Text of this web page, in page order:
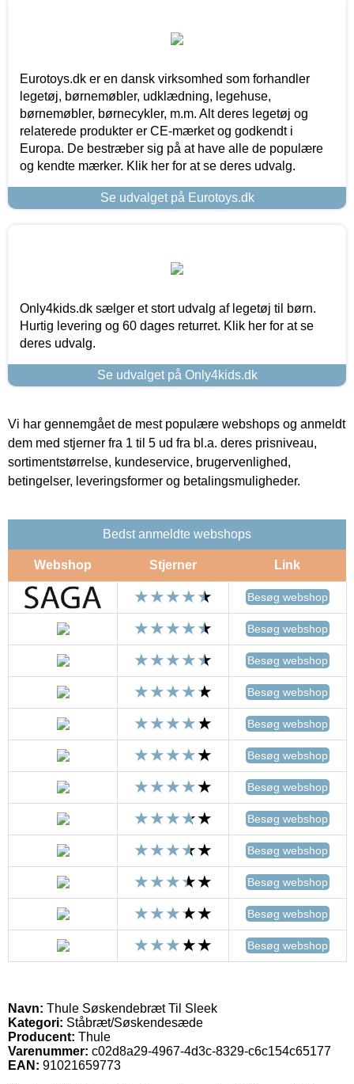
Eurotoys.dk er en dansk virksomhed som forhandler
legetøj, børnemøbler, udklædning, legehuse,
børnemøbler, børnecykler, m.m. Alt deres legetøj og
relaterede produkter er CE-mærket og godkendt i
Europa. De bestræber sig på at have alle de populære
og kendte mærker. Klik her for at se deres udvalg.
Se udvalget på Eurotoys.dk
Only4kids.dk sælger et stort udvalg af legetøj til børn.
Hurtig levering og 60 dages returret. Klik her for at se
deres udvalg.
Se udvalget på Only4kids.dk
Vi har gennemgået de mest populære webshops og anmeldt
dem med stjerner fra 1 til 5 ud fra bl.a. deres prisniveau,
sortimentstørrelse, kundeservice, brugervenlighed,
betingelser, leveringsformer og betalingsmuligheder.
Bedst anmeldte webshops
Webshop Stjerner Link
Besøg webshop
Besøg webshop
Besøg webshop
Besøg webshop
Besøg webshop
Besøg webshop
Besøg webshop
Besøg webshop
Besøg webshop
Besøg webshop
Besøg webshop
Besøg webshop
Navn: Thule Søskendebræt Til Sleek
Kategori: Ståbræt/Søskendesæde
Producent: Thule
Varenummer: c02d8a29-4967-4d3c-8329-c6c154c65177
EAN: 91021659773